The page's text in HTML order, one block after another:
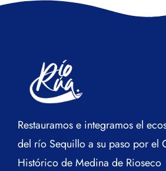
Restauramos e integramos el
del río Sequillo a su paso por el
Histórico de Medina de Rioseco